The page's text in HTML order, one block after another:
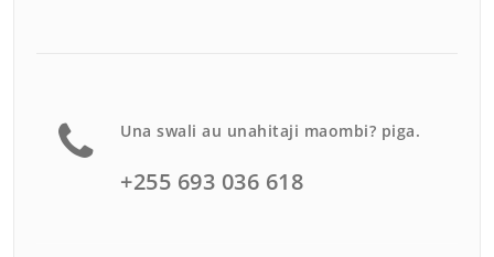
Una swali au unahitaji maombi? piga.
+255 693 036 618